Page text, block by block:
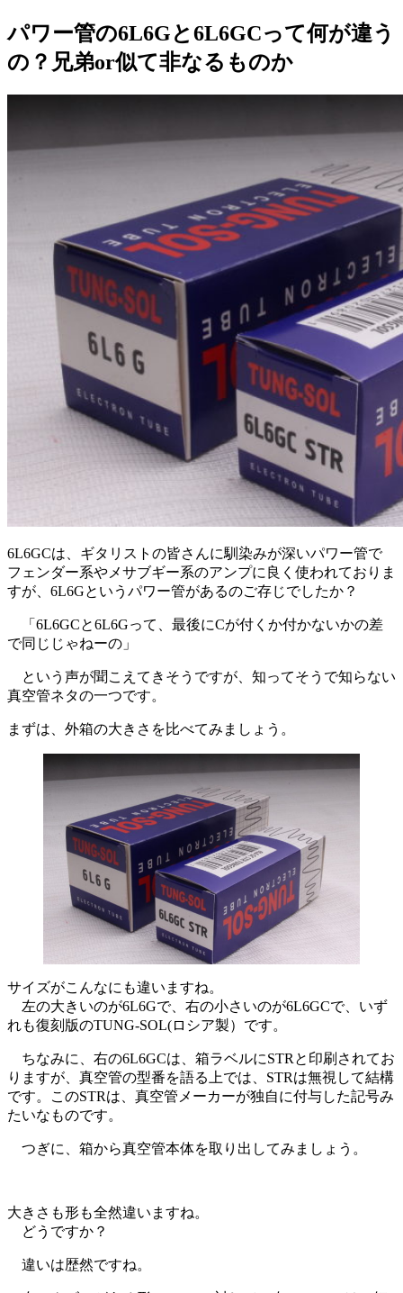
パワー管の6L6Gと6L6GCって何が違う
の？兄弟or似て非なるものか
6L6GCは、ギタリストの皆さんに馴染みが深いパワー管で
フェンダー系やメサブギー系のアンプに良く使われておりま
すが、6L6Gというパワー管があるのご存じでしたか？
「6L6GCと6L6Gって、最後にCが付くか付かないかの差
で同じじゃねーの」
という声が聞こえてきそうですが、知ってそうで知らない
真空管ネタの一つです。
まずは、外箱の大きさを比べてみましょう。
サイズがこんなにも違いますね。
左の大きいのが6L6Gで、右の小さいのが6L6GCで、いず
れも復刻版のTUNG-SOL(ロシア製）です。
ちなみに、右の6L6GCは、箱ラベルにSTRと印刷されてお
りますが、真空管の型番を語る上では、STRは無視して結構
です。このSTRは、真空管メーカーが独自に付与した記号み
たいなものです。
つぎに、箱から真空管本体を取り出してみましょう。
大きさも形も全然違いますね。
どうですか？
違いは歴然ですね。